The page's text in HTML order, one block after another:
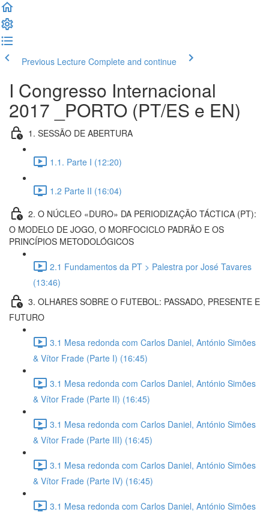
Previous Lecture Complete and continue
I Congresso Internacional
2017 _PORTO (PT/ES e EN)
1. SESSÃO DE ABERTURA
1.1. Parte I (12:20)
1.2 Parte II (16:04)
2. O NÚCLEO «DURO» DA PERIODIZAÇÃO TÁCTICA (PT):
O MODELO DE JOGO, O MORFOCICLO PADRÃO E OS
PRINCÍPIOS METODOLÓGICOS
2.1 Fundamentos da PT > Palestra por José Tavares
(13:46)
3. OLHARES SOBRE O FUTEBOL: PASSADO, PRESENTE E
FUTURO
3.1 Mesa redonda com Carlos Daniel, António Simões
& Vítor Frade (Parte I) (16:45)
3.1 Mesa redonda com Carlos Daniel, António Simões
& Vítor Frade (Parte II) (16:45)
3.1 Mesa redonda com Carlos Daniel, António Simões
& Vítor Frade (Parte III) (16:45)
3.1 Mesa redonda com Carlos Daniel, António Simões
& Vítor Frade (Parte IV) (16:45)
3.1 Mesa redonda com Carlos Daniel, António Simões